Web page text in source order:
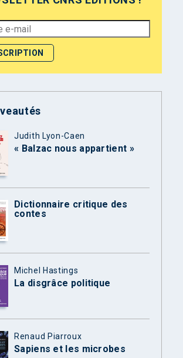
Judith Lyon-Caen
« Balzac nous appartient »
Dictionnaire critique des
contes
Michel Hastings
La disgrâce politique
Renaud Piarroux
Sapiens et les microbes